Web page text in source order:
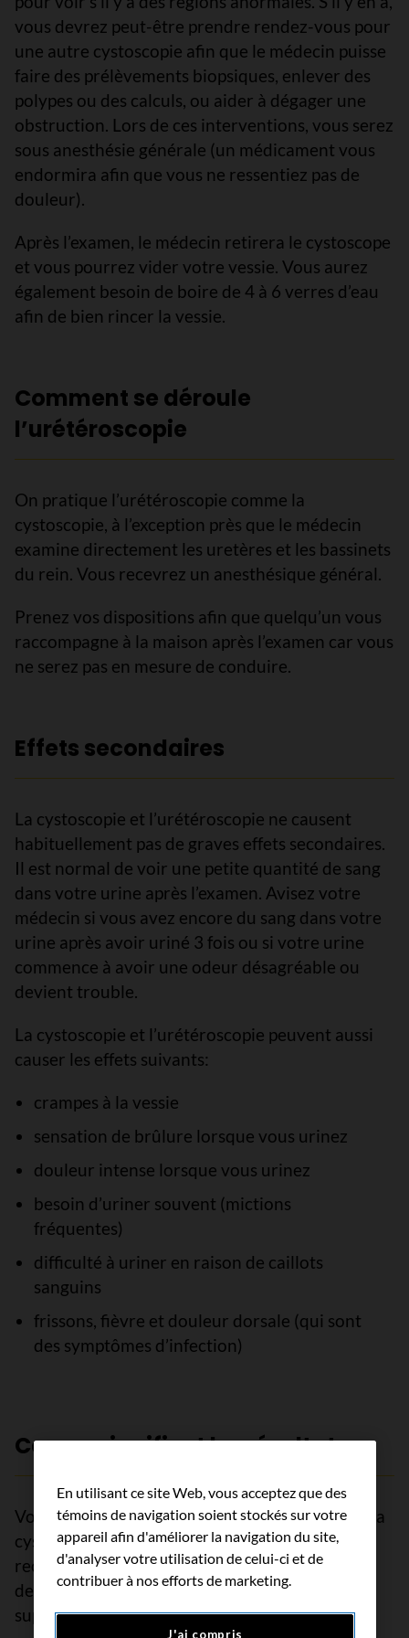
vous devrez peut-être prendre rendez-vous pour
une autre cystoscopie afin que le médecin puisse
faire des prélèvements biopsiques, enlever des
polypes ou des calculs, ou aider à dégager une
obstruction. Lors de ces interventions, vous serez
sous anesthésie générale (un médicament vous
endormira afin que vous ne ressentiez pas de
douleur).
Après l’examen, le médecin retirera le cystoscope
et vous pourrez vider votre vessie. Vous aurez
également besoin de boire de 4 à 6 verres d’eau
afin de bien rincer la vessie.
Comment se déroule
l’urétéroscopie
On pratique l’urétéroscopie comme la
cystoscopie, à l’exception près que le médecin
examine directement les uretères et les bassinets
du rein. Vous recevrez un anesthésique général.
Prenez vos dispositions afin que quelqu’un vous
raccompagne à la maison après l’examen car vous
ne serez pas en mesure de conduire.
Effets secondaires
La cystoscopie et l’urétéroscopie ne causent
habituellement pas de graves effets secondaires.
Il est normal de voir une petite quantité de sang
dans votre urine après l’examen. Avisez votre
médecin si vous avez encore du sang dans votre
urine après avoir uriné 3 fois ou si votre urine
commence à avoir une odeur désagréable ou
devient trouble.
La cystoscopie et l’urétéroscopie peuvent aussi
causer les effets suivants:
crampes à la vessie
sensation de brûlure lorsque vous urinez
douleur intense lorsque vous urinez
besoin d’uriner souvent (mictions
fréquentes)
difficulté à uriner en raison de caillots
sanguins
frissons, fièvre et douleur dorsale (qui sont
des symptômes d’infection)
Ce que signifient les résultats
Votre médecin vous expliquerales résultats de la
cystoscopie ou de l’urétéroscopie et peut
recommander des examens, des interventions,
des soins de suivi ou des traitements
supplémentaires.
En utilisant ce site Web, vous acceptez que des
témoins de navigation soient stockés sur votre
appareil afin d'améliorer la navigation du site,
d'analyser votre utilisation de celui-ci et de
contribuer à nos efforts de marketing.
J'ai compris